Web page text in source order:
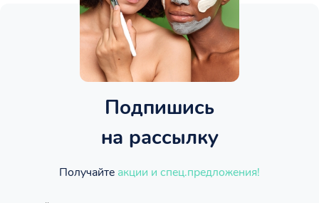
Подпишись
на рассылку
Получайте акции и спец.предложения!